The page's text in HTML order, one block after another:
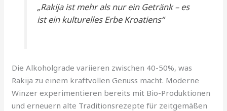
„Rakija ist mehr als nur ein Getränk – es
ist ein kulturelles Erbe Kroatiens“
Die Alkoholgrade variieren zwischen 40-50%, was
Rakija zu einem kraftvollen Genuss macht. Moderne
Winzer experimentieren bereits mit Bio-Produktionen
und erneuern alte Traditionsrezepte für zeitgemäßen